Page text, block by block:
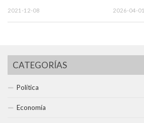
2021-12-08 2026-04-01
CATEGORÍAS
Política
Economía